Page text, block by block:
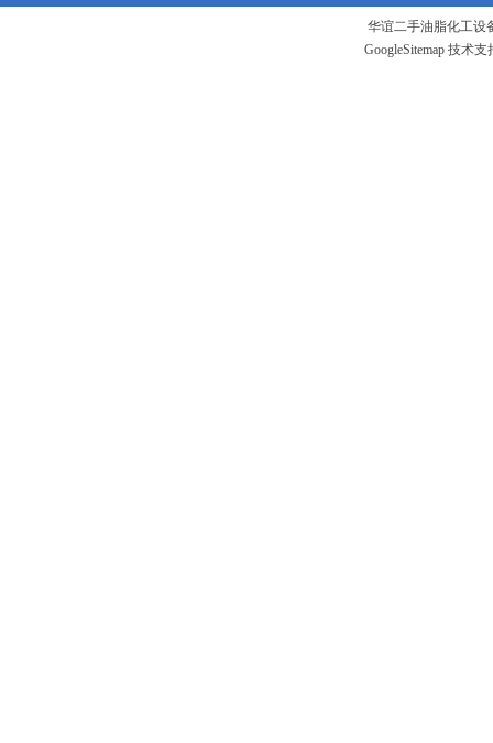
华谊二手油脂化工设
GoogleSitemap 技术支